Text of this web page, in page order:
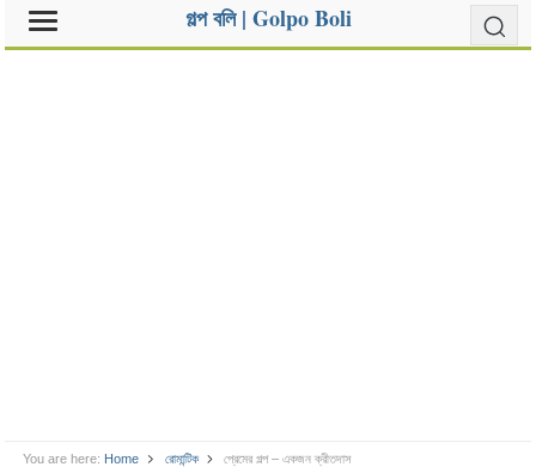
গল্প বলি | Golpo Boli
You are here: Home রোমান্টিক প্রেমের গল্প – একজন ক্রীতদাস